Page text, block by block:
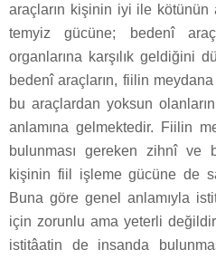
araçların kişinin iyi ile kötünün
temyiz gücüne; bedenî
organlarına karşılık geldiğini
bedenî araçların, fiilin
bu araçlardan yoksun
anlamına gelmektedir. Fiilin
bulunması gereken zihnî ve
kişinin fiil işleme gücüne de
Buna göre genel anlamıyla
için zorunlu ama yeterli
istitâatin de insanda